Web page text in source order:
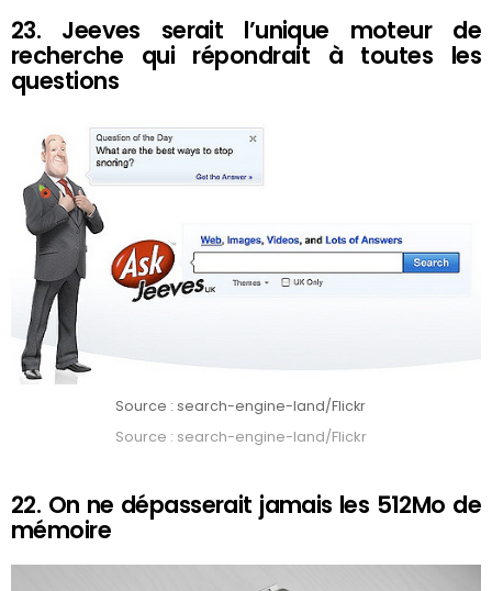
23. Jeeves serait l’unique moteur de
recherche qui répondrait à toutes les
questions
Source : search-engine-land/Flickr
Source : search-engine-land/Flickr
22. On ne dépasserait jamais les 512Mo de
mémoire